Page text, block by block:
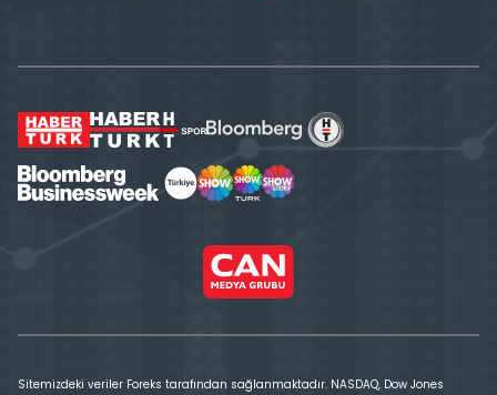
Sitemizdeki veriler Foreks tarafından sağlanmaktadır. NASDAQ, Dow Jones